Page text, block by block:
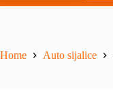
Home Auto sijalice